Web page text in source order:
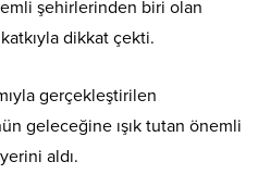
şehirlerinden biri olan
katkıyla dikkat çekti.
gerçekleştirilen
geleceğine ışık tutan önemli
aldı.